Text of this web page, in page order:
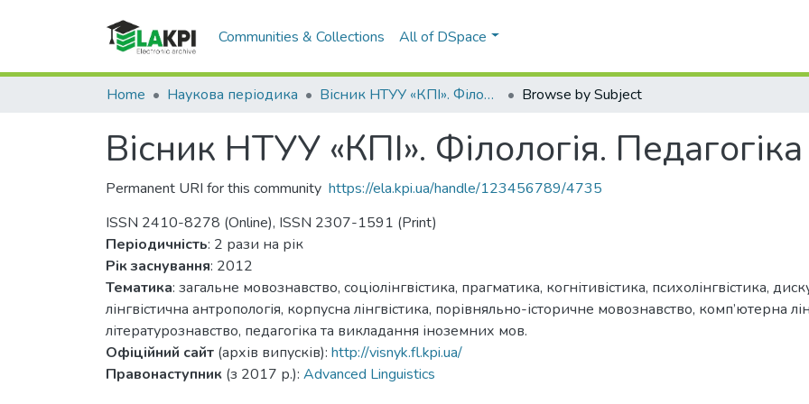
Communities & Collections All of DSpace
Home Наукова періодика Вісник НТУУ «КПІ». Філологія. Педагогіка Browse by Subject
Вісник НТУУ «КПІ». Філологія. Педагогіка
Permanent URI for this community https://ela.kpi.ua/handle/123456789/4735
ISSN 2410-8278 (Online), ISSN 2307-1591 (Print)
Періодичність: 2 рази на рік
Рік заснування: 2012
Тематика: загальне мовознавство, соціолінгвістика, прагматика, когнітивістика, психолінгвістика,
лінгвістична антропологія, корпусна лінгвістика, порівняльно-історичне мовознавство, комп’ютерна
літературознавство, педагогіка та викладання іноземних мов.
Офіційний сайт (архів випусків): http://visnyk.fl.kpi.ua/
Правонаступник (з 2017 р.): Advanced Linguistics